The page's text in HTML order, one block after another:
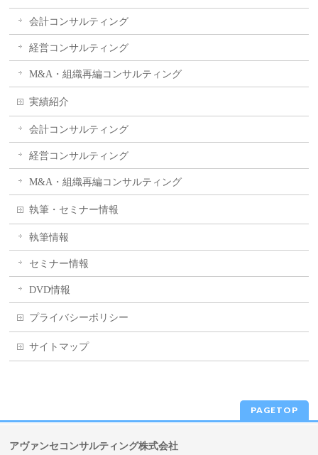
会計コンサルティング
経営コンサルティング
M&A・組織再編コンサルティング
実績紹介
会計コンサルティング
経営コンサルティング
M&A・組織再編コンサルティング
執筆・セミナー情報
執筆情報
セミナー情報
DVD情報
プライバシーポリシー
サイトマップ
PAGETOP
アヴァンセコンサルティング株式会社